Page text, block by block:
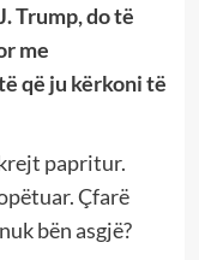
Trump, do të
me
që ju kërkoni të
papritur.
Çfarë
bën asgjë?